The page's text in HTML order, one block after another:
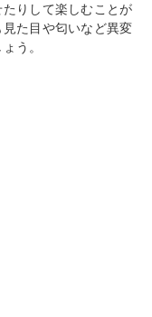
りして楽しむことが
た目や匂いなど異変
う。